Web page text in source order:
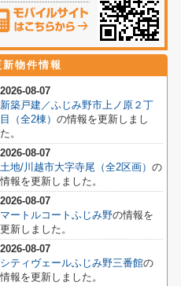
新物件情報
2026-08-07
新築戸建／ふじみ野市上ノ原２丁
目（全2棟） の情報を更新しまし
た。
2026-08-07
土地/川越市大字寺尾（全2区画） の
情報を更新しました。
2026-08-07
マートルコートふじみ野の情報を
更新しました。
2026-08-07
シティヴェールふじみ野三番館の
情報を更新しました。